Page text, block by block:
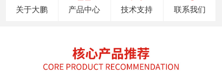
关于大鹏 产品中心 技术支持 联系我们